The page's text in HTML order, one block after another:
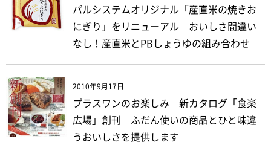
パルシステムオリジナル「産直米の焼きお
にぎり」をリニューアル おいしさ間違い
なし！産直米とPBしょうゆの組み合わせ
2010年9月17日
プラスワンのお楽しみ 新カタログ「食楽
広場」創刊 ふだん使いの商品とひと味違
うおいしさを提供します